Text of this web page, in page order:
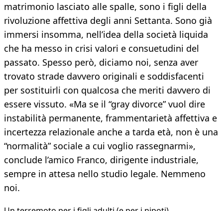
matrimonio lasciato alle spalle, sono i figli della
rivoluzione affettiva degli anni Settanta. Sono già
immersi insomma, nell’idea della società liquida
che ha messo in crisi valori e consuetudini del
passato. Spesso però, diciamo noi, senza aver
trovato strade davvero originali e soddisfacenti
per sostituirli con qualcosa che meriti davvero di
essere vissuto. «Ma se il “gray divorce” vuol dire
instabilità permanente, frammentarietà affettiva e
incertezza relazionale anche a tarda età, non è una
“normalità” sociale a cui voglio rassegnarmi»,
conclude l’amico Franco, dirigente industriale,
sempre in attesa nello studio legale. Nemmeno
noi.